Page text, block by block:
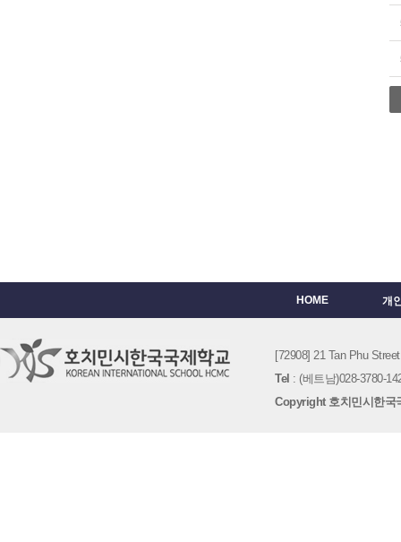
HOME 개
[72908] 21 Tan Phu
Tel : (베트남)028-3780-
Copyright 호치민시한국